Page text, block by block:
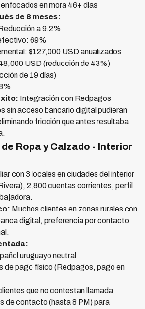
en mora 46+ días
de 8 meses:
a 9.2%
69%
$127,000 USD anualizados
USD (reducción de 43%)
de 19 días)
Integración con Redpagos
sin acceso bancario digital pudieran
fricción que antes resultaba
Ropa y Calzado - Interior
con 3 locales en ciudades del interior
2,800 cuentas corrientes, perfil
Muchos clientes en zonas rurales con
digital, preferencia por contacto
uruguayo neutral
de pago físico (Redpagos, pago en
que no contestan llamada
de contacto (hasta 8 PM) para